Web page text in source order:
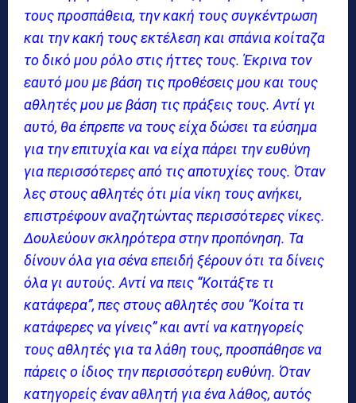
τους προσπάθεια, την κακή τους συγκέντρωση
και την κακή τους εκτέλεση και σπάνια κοίταζα
το δικό μου ρόλο στις ήττες τους. Έκρινα τον
εαυτό μου με βάση τις προθέσεις μου και τους
αθλητές μου με βάση τις πράξεις τους. Αντί γι
αυτό, θα έπρεπε να τους είχα δώσει τα εύσημα
για την επιτυχία και να είχα πάρει την ευθύνη
για περισσότερες από τις αποτυχίες τους. Όταν
λες στους αθλητές ότι μία νίκη τους ανήκει,
επιστρέφουν αναζητώντας περισσότερες νίκες.
Δουλεύουν σκληρότερα στην προπόνηση. Τα
δίνουν όλα για σένα επειδή ξέρουν ότι τα δίνεις
όλα γι αυτούς. Αντί να πεις “Κοιτάξτε τι
κατάφερα”, πες στους αθλητές σου “Κοίτα τι
κατάφερες να γίνεις” και αντί να κατηγορείς
τους αθλητές για τα λάθη τους, προσπάθησε να
πάρεις ο ίδιος την περισσότερη ευθύνη. Όταν
κατηγορείς έναν αθλητή για ένα λάθος, αυτός